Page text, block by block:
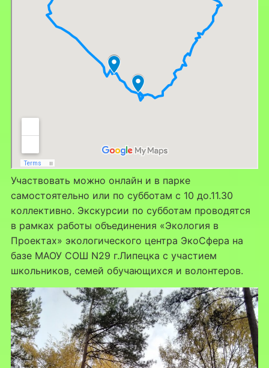
Участвовать можно онлайн и в парке
самостоятельно или по субботам с 10 до.11.30
коллективно. Экскурсии по субботам проводятся
в рамках работы объединения «Экология в
Проектах» экологического центра ЭкоСфера на
базе МАОУ СОШ N29 г.Липецка с участием
школьников, семей обучающихся и волонтеров.